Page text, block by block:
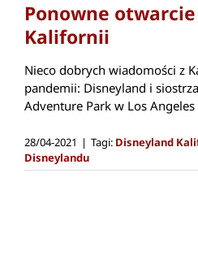
Ponowne
Kalifornii
Nieco dobrych wiadomości z
pandemii: Disneyland i
Adventure Park w Los
28/04-2021 | Tagi: Disneyland
Disneylandu